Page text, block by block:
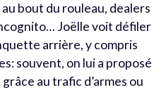
bout du rouleau, dealers
Joëlle voit défiler
arrière, y compris
souvent, on lui a proposé
au trafic d’armes ou